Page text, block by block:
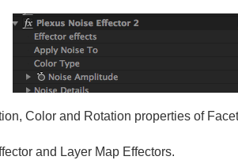
Color and Rotation properties of
and Layer Map Effectors.